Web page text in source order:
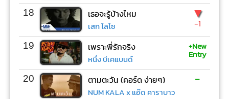
18 เธอจะรู้บ้างไหม
เสก โลโซ
▼
-1
19 เพราะพี่รักจริง
หนึ่ง บีเคแบนด์
+New
Entry
20 ตามตะวัน (คอร์ด ง่ายๆ)
NUM KALA x แอ๊ด คาราบาว
-